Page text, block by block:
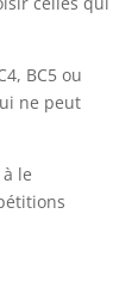
BC5 ou
ne peut
le